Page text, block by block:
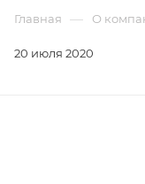
Главная — О
20 июля 2020